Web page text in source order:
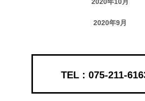
2020年9月
075-211-